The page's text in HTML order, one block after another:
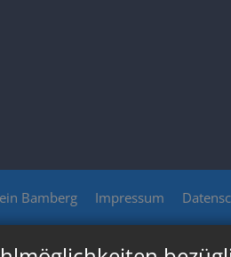
Bamberg Impressum